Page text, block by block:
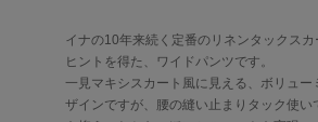
イナの10年来続く定番のリネンタックスカ
ヒントを得た、ワイドパンツです。
一見マキシスカート風に見える、ボリュー
ザインですが、腰の縫い止まりタック使い